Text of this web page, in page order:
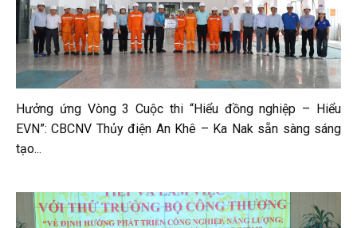
Hưởng ứng Vòng 3 Cuộc thi “Hiểu đồng nghiệp – Hiểu
EVN”: CBCNV Thủy điện An Khê – Ka Nak sẵn sàng sáng
tạo...